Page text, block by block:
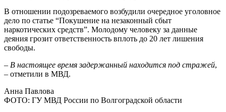
В отношении подозреваемого возбудили очередное уголовное
дело по статье “Покушение на незаконный сбыт
наркотических средств”. Молодому человеку за данные
деяния грозит ответственность вплоть до 20 лет лишения
свободы.
– В настоящее время задержанный находится под стражей,
– отметили в МВД.
Анна Павлова
ФОТО: ГУ МВД России по Волгоградской области